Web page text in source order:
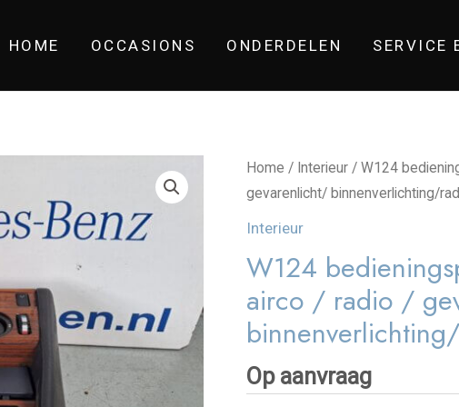
HOME OCCASIONS ONDERDELEN SERVICE
Home / Interieur / W124
gevarenlicht/ binnenverlichting/
Interieur
W124
airco / radio /
Op aanvraag